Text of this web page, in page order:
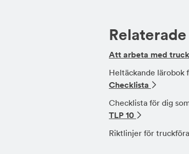
Att arbeta med truck
Heltäckande lärobok
Checklista
Checklista för dig
TLP 10
Riktlinjer för